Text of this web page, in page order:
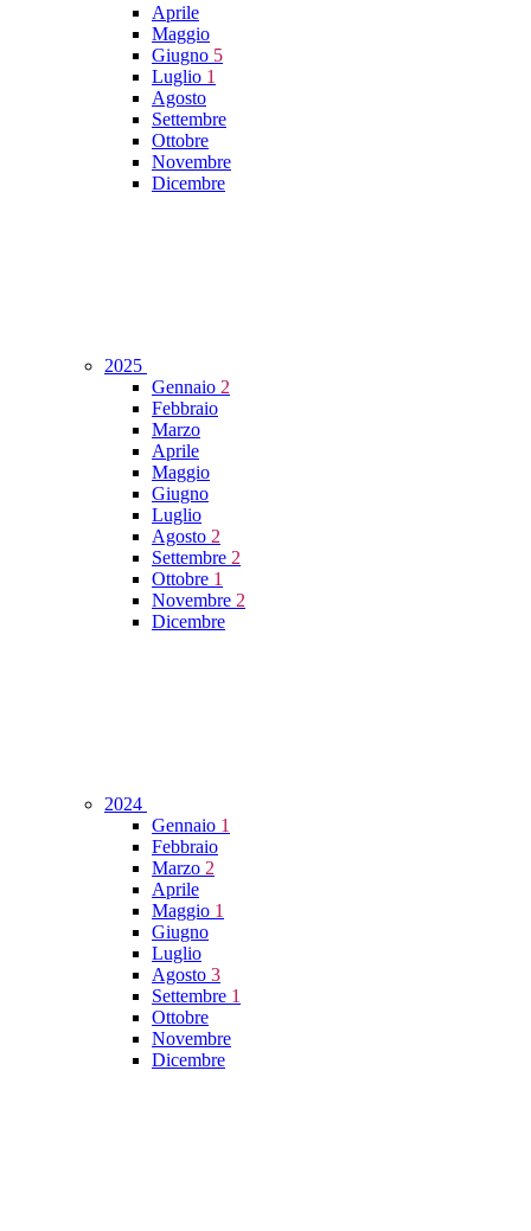
Aprile
Maggio
Giugno 5
Luglio 1
Agosto
Settembre
Ottobre
Novembre
Dicembre
2025
Gennaio 2
Febbraio
Marzo
Aprile
Maggio
Giugno
Luglio
Agosto 2
Settembre 2
Ottobre 1
Novembre 2
Dicembre
2024
Gennaio 1
Febbraio
Marzo 2
Aprile
Maggio 1
Giugno
Luglio
Agosto 3
Settembre 1
Ottobre
Novembre
Dicembre